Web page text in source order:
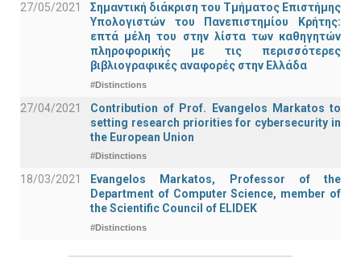
27/05/2021
Σημαντική διάκριση του Τμήματος Επιστήμης
Υπολογιστών του Πανεπιστημίου Κρήτης:
επτά μέλη του στην λίστα των καθηγητών
πληροφορικής με τις περισσότερες
βιβλιογραφικές αναφορές στην Ελλάδα
#Distinctions
27/04/2021
Contribution of Prof. Evangelos Markatos to
setting research priorities for cybersecurity in
the European Union
#Distinctions
18/03/2021
Evangelos Markatos, Professor of the
Department of Computer Science, member of
the Scientific Council of ELIDEK
#Distinctions